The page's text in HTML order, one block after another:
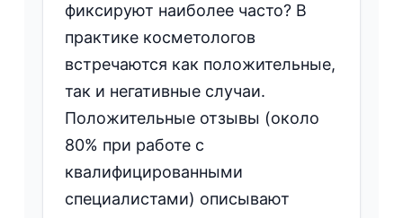
фиксируют наиболее часто? В
практике косметологов
встречаются как положительные,
так и негативные случаи.
Положительные отзывы (около
80% при работе с
квалифицированными
специалистами) описывают